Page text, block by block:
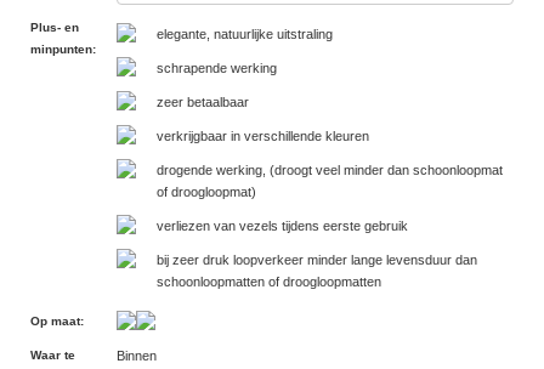
Plus- en
minpunten:
elegante, natuurlijke uitstraling
schrapende werking
zeer betaalbaar
verkrijgbaar in verschillende kleuren
drogende werking, (droogt veel minder dan schoonloopmat
of droogloopmat)
verliezen van vezels tijdens eerste gebruik
bij zeer druk loopverkeer minder lange levensduur dan
schoonloopmatten of droogloopmatten
Op maat:
Waar te
Binnen